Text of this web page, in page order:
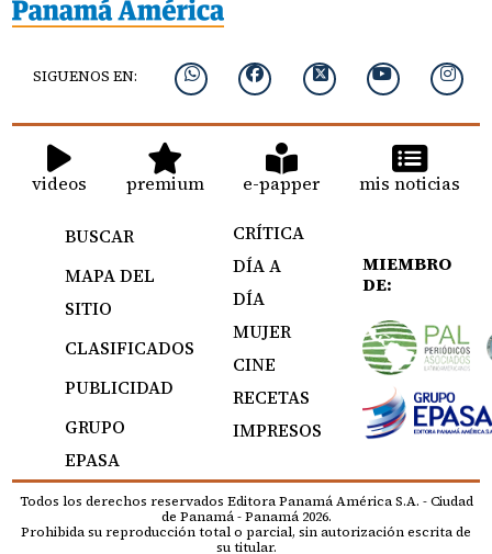
SIGUENOS EN:
videos premium e-papper mis noticias
BUSCAR
MAPA DEL
SITIO
CLASIFICADOS
PUBLICIDAD
GRUPO
EPASA
CRÍTICA
DÍA A
DÍA
MUJER
CINE
RECETAS
IMPRESOS
MIEMBRO
DE:
Todos los derechos reservados Editora Panamá América S.A. - Ciudad
de Panamá - Panamá 2026.
Prohibida su reproducción total o parcial, sin autorización escrita de
su titular.